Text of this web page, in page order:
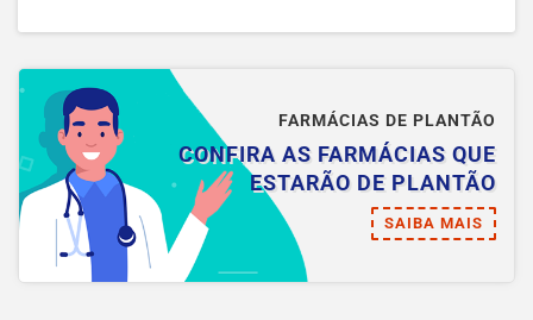
FARMÁCIAS DE PLANTÃO
CONFIRA AS FARMÁCIAS QUE
ESTARÃO DE PLANTÃO
SAIBA MAIS